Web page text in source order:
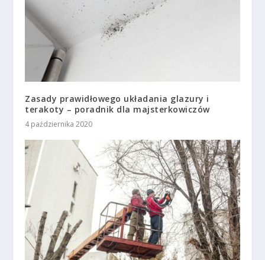
Zasady prawidłowego układania glazury i
terakoty – poradnik dla majsterkowiczów
4 października 2020